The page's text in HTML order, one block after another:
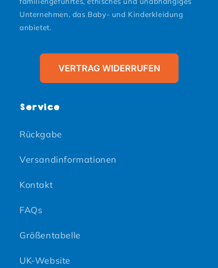
Unternehmen, das Baby- und Kinderkleidung
anbietet.
VERTRAG WIDERRUFEN
Service
Rückgabe
Versandinformationen
Kontakt
FAQs
Größentabelle
UK-Website